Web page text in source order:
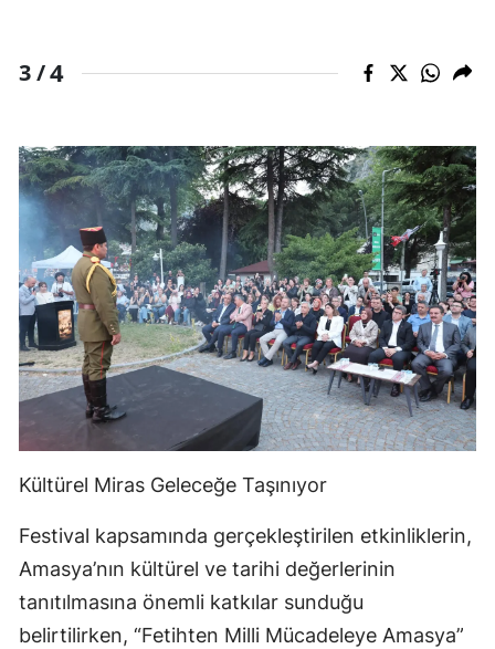
3 /4
Kültürel Miras Geleceğe Taşınıyor
Festival kapsamında gerçekleştirilen etkinliklerin,
Amasya’nın kültürel ve tarihi değerlerinin
tanıtılmasına önemli katkılar sunduğu
belirtilirken, “Fetihten Milli Mücadeleye Amasya”